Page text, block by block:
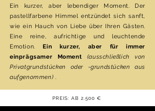
Ein kurzer, aber lebendiger Moment. Der
pastellfarbene Himmel entzündet sich sanft,
wie ein Hauch von Liebe über Ihren Gästen.
Eine reine, aufrichtige und leuchtende
Emotion. Ein kurzer, aber für immer
einprägsamer Moment
(ausschließlich von
Privatgrundstücken oder -grundstücken aus
aufgenommen) .
PREIS: AB 2.500 €